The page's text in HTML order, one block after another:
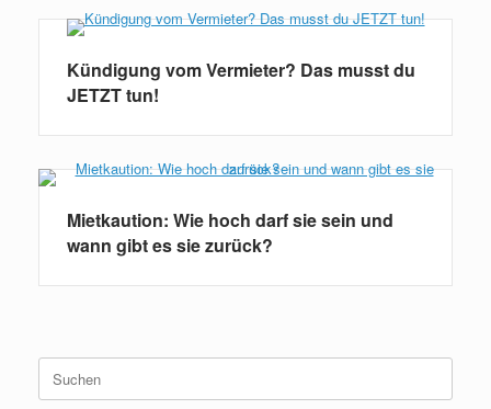
Kündigung vom Vermieter? Das musst du
JETZT tun!
Mietkaution: Wie hoch darf sie sein und
wann gibt es sie zurück?
Suchen
nach: